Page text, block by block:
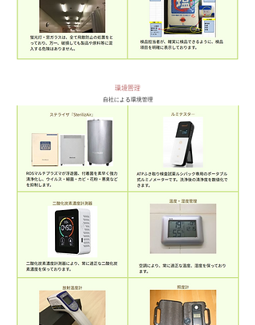
環境管理
自社による環境管理